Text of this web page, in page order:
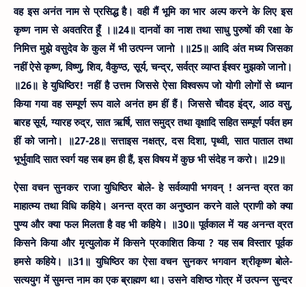
वह इस अनंत नाम से प्रसिद्ध है। वही मैं भूमि का भार अल्प करने के लिए इस
कृष्ण नाम से अवतरित हूँ ।॥24॥ दानवों का नाश तथा साधु पुरुषों की रक्षा के
निमित्त मुझे वसुदेव के कुल में भी उत्पन्न जानो ।॥25॥ आदि अंत मध्य जिसका
नहीं ऐसे कृष्ण, विष्णु, शिव, वैकुण्ठ, सूर्य, चन्द्र, सर्वत्र व्याप्त ईश्वर मुझको जानो।
॥26॥ हे युधिष्ठिर! नहीं है उत्तम जिससे ऐसा विश्वरूप जो योगी लोगों से ध्यान
किया गया वह सम्पूर्ण रूप वाले अनंत हम हीं हैं। जिससे चौदह इंद्र, आठ वसु,
बारह सूर्य, ग्यारह रुद्र, सात ऋर्षि, सात समुद्र तथा वृक्षादि सहित सम्पूर्ण पर्वत हम
हीं को जानो। ॥27-28॥ सत्ताइस नक्षत्र, दस दिशा, पृथ्वी, सात पाताल तथा
भूर्भुवादि सात स्वर्ग यह सब हम ही हैं, इस विषय में कुछ भी संदेह न करो। ॥29॥
ऐसा वचन सुनकर राजा युधिष्ठिर बोले- हे सर्वव्यापी भगवन् ! अनन्त व्रत का
माहात्म्य तथा विधि कहिये। अनन्त व्रत का अनुष्ठान करने वाले प्राणी को क्या
पुण्य और क्या फल मिलता है वह भी कहिये। ॥30॥ पूर्वकाल में यह अनन्त व्रत
किसने किया और मृत्युलोक में किसने प्रकाशित किया ? यह सब विस्तार पूर्वक
हमसे कहिये। ॥31॥ युधिष्ठिर का ऐसा वचन सुनकर भगवान श्रीकृष्ण बोले-
सत्ययुग में सुमन्त नाम का एक ब्राह्मण था। उसने वशिष्ठ गोत्र में उत्पन्न सुन्दर